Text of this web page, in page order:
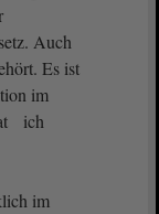
Auch
Es ist
im
ich
im